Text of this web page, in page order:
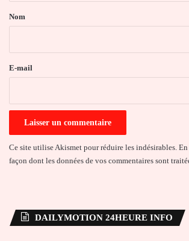
a
e
Nom
E-mail
Ce site utilise Akismet pour réduire les indésirables.
façon dont les données de vos commentaires sont
DAILYMOTION 24HEURE INFO